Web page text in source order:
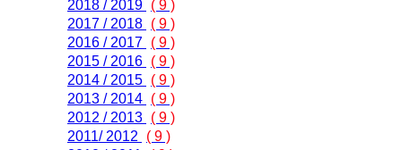
2018 / 2019 ( 9 )
2017 / 2018 ( 9 )
2016 / 2017 ( 9 )
2015 / 2016 ( 9 )
2014 / 2015 ( 9 )
2013 / 2014 ( 9 )
2012 / 2013 ( 9 )
2011/ 2012
( 9 )